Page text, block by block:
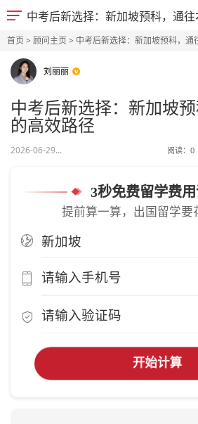
中考后新选择：新加坡预科，通
首页> 顾问主页> 中考后新选择：新加坡预科，通
刘丽丽
中考后新选择：新加坡
的高效路径
2026-06-29... 阅读： 0
3秒免费留学费
提前算一算，出国留学要
开始计算